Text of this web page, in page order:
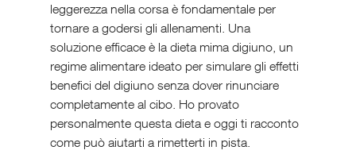
leggerezza nella corsa è fondamentale per
tornare a godersi gli allenamenti. Una
soluzione efficace è la dieta mima digiuno, un
regime alimentare ideato per simulare gli effetti
benefici del digiuno senza dover rinunciare
completamente al cibo. Ho provato
personalmente questa dieta e oggi ti racconto
come può aiutarti a rimetterti in pista.